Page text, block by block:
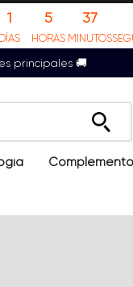
1
DÍAS
5
HORAS
37
MINUTOS
principales 🚚